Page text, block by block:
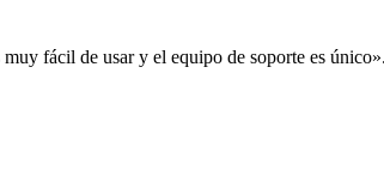
fácil de usar y el equipo de soporte es único».